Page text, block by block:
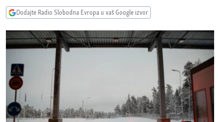
na
VIDEO
FOTOGALERIJE
PODCASTI
RAT U UKRAJINI
KINA NA BALKANU
RSE PRIČE IZ SVIJETA
ISPRIČAJ MI
DNEVNO@RSE
Dodajte Radio Slobodna Evropa u vaš Google izvor